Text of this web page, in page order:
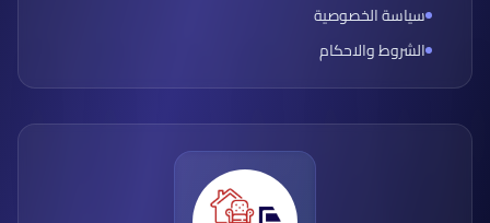
سياسة الخصوصية
الشروط والاحكام